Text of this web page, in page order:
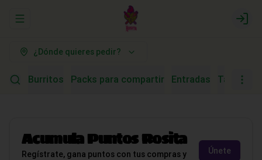
Abrir menu de navegación
¿Dónde quieres pedir?
Burritos Packs para compartir Entradas Tacos
AcumulaPuntos Rosita
Regístrate, gana puntos con tus compras y
Únete